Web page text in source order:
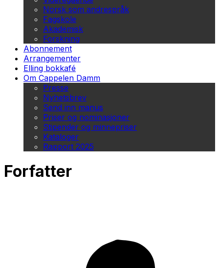
Norsk som andrespråk
Fagskole
Akademisk
Forskning
Abonnement
Arrangementer
Elling bokkafé
Om Cappelen Damm
Presse
Nyhetsbrev
Send inn manus
Priser og nominasjoner
Stipender og minnepriser
Kataloger
Rapport 2025
Forfatter